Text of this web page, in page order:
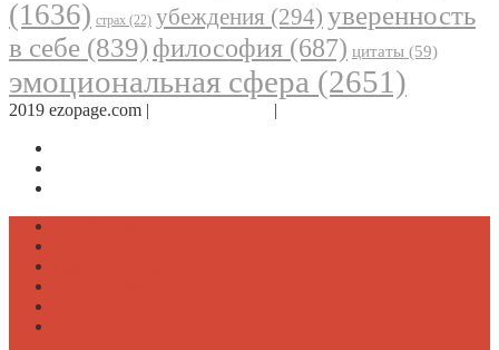
(1636) страх (22) убеждения (294) уверенность
в себе (839) философия (687) цитаты (59)
эмоциональная сфера (2651)
2019 ezopage.com | |